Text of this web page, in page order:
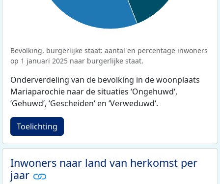
Bevolking, burgerlijke staat: aantal en percentage inwoners
op 1 januari 2025 naar burgerlijke staat.
Onderverdeling van de bevolking in de woonplaats
Mariaparochie naar de situaties ‘Ongehuwd‘,
‘Gehuwd‘, ‘Gescheiden‘ en ‘Verweduwd‘.
Toelichting
Inwoners naar land van herkomst per
jaar